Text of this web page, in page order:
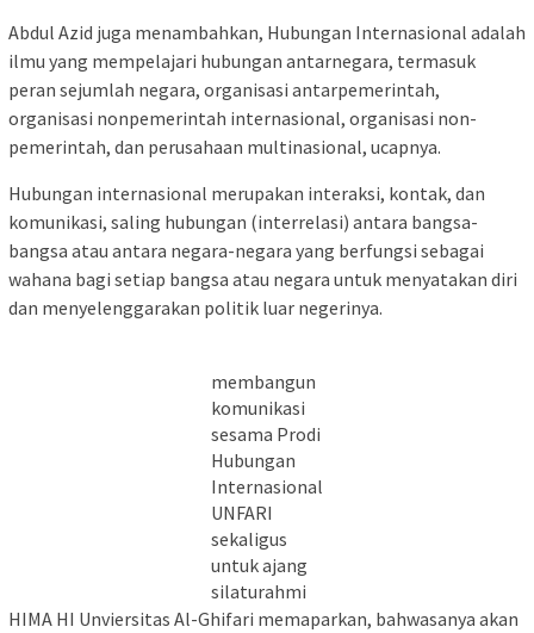
Abdul Azid juga menambahkan, Hubungan Internasional adalah
ilmu yang mempelajari hubungan antarnegara, termasuk
peran sejumlah negara, organisasi antarpemerintah,
organisasi nonpemerintah internasional, organisasi non-
pemerintah, dan perusahaan multinasional, ucapnya.
Hubungan internasional merupakan interaksi, kontak, dan
komunikasi, saling hubungan (interrelasi) antara bangsa-
bangsa atau antara negara-negara yang berfungsi sebagai
wahana bagi setiap bangsa atau negara untuk menyatakan diri
dan menyelenggarakan politik luar negerinya.
membangun
komunikasi
sesama Prodi
Hubungan
Internasional
UNFARI
sekaligus
untuk ajang
silaturahmi
HIMA HI Unviersitas Al-Ghifari memaparkan, bahwasanya akan